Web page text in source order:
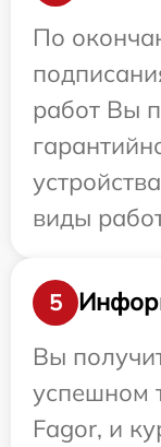
По
работ Вы
виды
5
Вы
успешном
Fagor, и